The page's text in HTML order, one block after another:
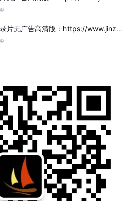
高清版：https://www.jinzhuqq.com/dyvideo/117802.html